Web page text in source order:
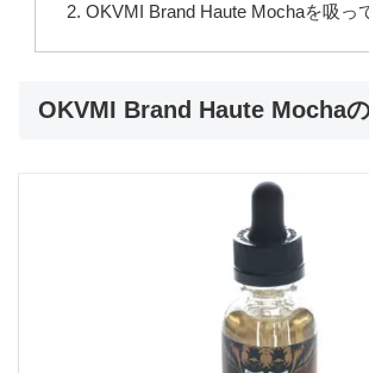
OKVMI Brand Haute Mochaを吸っ
OKVMI Brand Haute Mocha